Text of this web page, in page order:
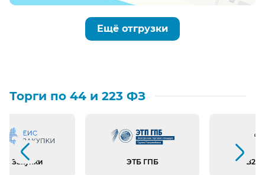
Ещё отгрузки
Торги по 44 и 223 ФЗ
Закупки ЭТБ ГПБ B2B
Предыдущий слайд
Следующий слайд